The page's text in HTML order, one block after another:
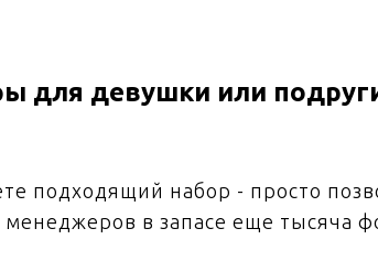
для девушки или
подходящий набор - просто
в запасе еще тысяча